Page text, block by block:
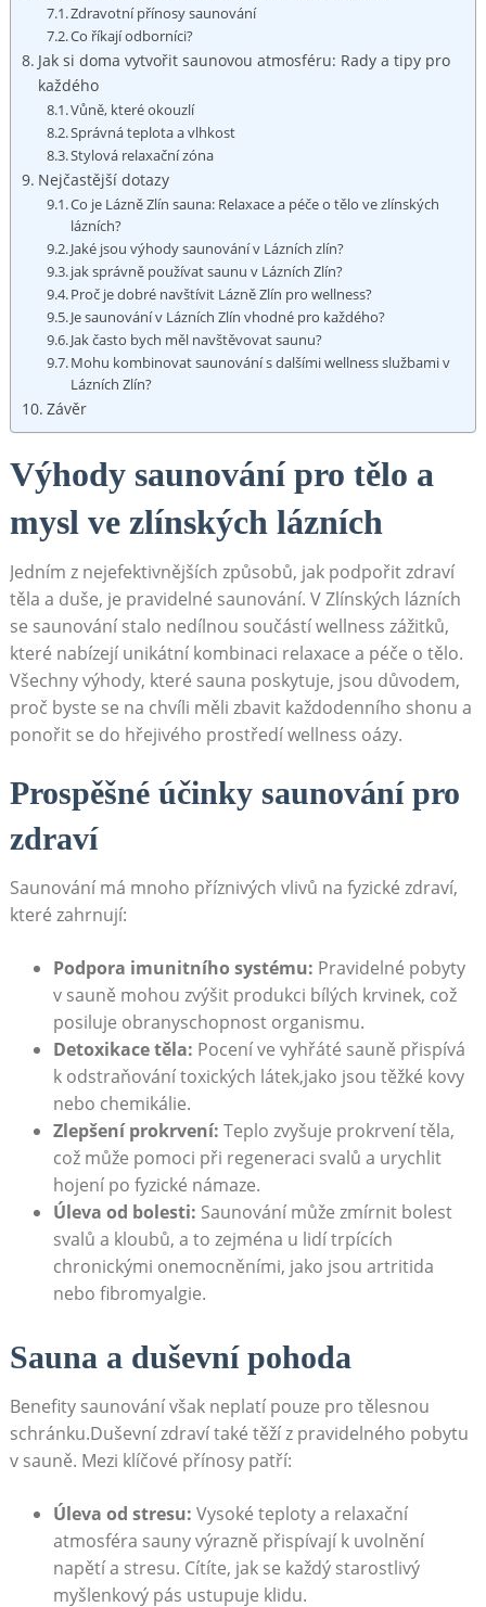
Zdravotní přínosy saunování
Co říkají odborníci?
Jak si doma vytvořit saunovou atmosféru: Rady a tipy pro
každého
Vůně, které okouzlí
Správná teplota a vlhkost
Stylová relaxační zóna
Nejčastější dotazy
Co je Lázně Zlín sauna: Relaxace a péče o tělo ve zlínských
lázních?
Jaké jsou výhody saunování v Lázních zlín?
jak správně používat saunu v Lázních Zlín?
Proč je dobré navštívit Lázně Zlín pro wellness?
Je saunování v Lázních Zlín vhodné pro každého?
Jak často bych měl navštěvovat saunu?
Mohu kombinovat saunování s dalšími wellness službami v
Lázních Zlín?
Závěr
Výhody saunování pro tělo a
mysl ve zlínských lázních
Jedním z nejefektivnějších způsobů, jak podpořit zdraví
těla a duše, je pravidelné saunování. V Zlínských lázních
se saunování stalo nedílnou součástí wellness zážitků,
které nabízejí unikátní kombinaci relaxace a péče o tělo.
Všechny výhody, které sauna poskytuje, jsou důvodem,
proč byste se na chvíli měli zbavit každodenního shonu a
ponořit se do hřejivého prostředí wellness oázy.
Prospěšné účinky saunování pro
zdraví
Saunování má mnoho příznivých vlivů na fyzické zdraví,
které zahrnují:
Podpora imunitního systému: Pravidelné pobyty
v sauně mohou zvýšit produkci bílých krvinek, což
posiluje obranyschopnost organismu.
Detoxikace těla: Pocení ve vyhřáté sauně přispívá
k odstraňování toxických látek,jako jsou těžké kovy
nebo chemikálie.
Zlepšení prokrvení: Teplo zvyšuje prokrvení těla,
což může pomoci při regeneraci svalů a urychlit
hojení po fyzické námaze.
Úleva od bolesti: Saunování může zmírnit bolest
svalů a kloubů, a to zejména u lidí trpících
chronickými onemocněními, jako jsou artritida
nebo fibromyalgie.
Sauna a duševní pohoda
Benefity saunování však neplatí pouze pro tělesnou
schránku.Duševní zdraví také těží z pravidelného pobytu
v sauně. Mezi klíčové přínosy patří:
Úleva od stresu: Vysoké teploty a relaxační
atmosféra sauny výrazně přispívají k uvolnění
napětí a stresu. Cítíte, jak se každý starostlivý
myšlenkový pás ustupuje klidu.